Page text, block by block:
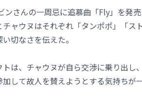
ンさんの一周忌に追慕曲「Fly」を発
チャウヌはそれぞれ「タンポポ」「ス
切なさを伝えた。
は、チャウヌが自ら交渉に乗り出し
して故人を賛えようとする気持ちが